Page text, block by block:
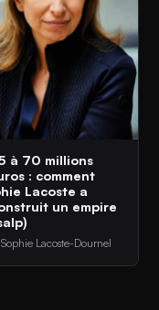
à 70 millions
: comment
Lacoste a
un empire
Lacoste-Dournel